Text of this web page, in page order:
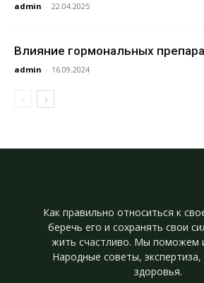
admin - 22.04.2025
Влияние гормональных
admin - 16.09.2024
Как правильно относиться к
беречь его и сохранять свои
жить счастливо. Мы поможем
Народные советы,
здоровья.